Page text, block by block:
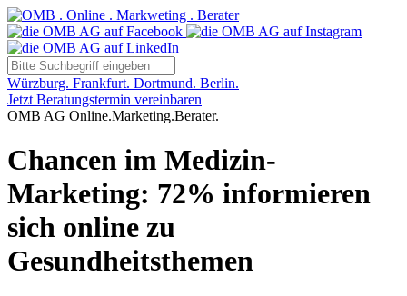
Würzburg. Frankfurt. Dortmund. Berlin.
Jetzt Beratungstermin vereinbaren
OMB AG Online.Marketing.Berater.
Chancen im Medizin-
Marketing: 72% informieren
sich online zu
Gesundheitsthemen